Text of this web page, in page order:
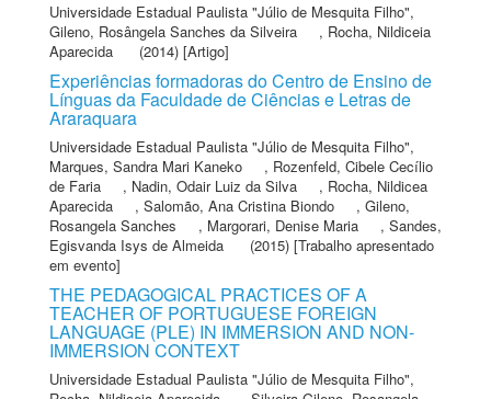
Universidade Estadual Paulista "Júlio de Mesquita Filho",
Gileno, Rosângela Sanches da Silveira
, Rocha, Nildiceia
Aparecida
(2014) [Artigo]
Experiências formadoras do Centro de Ensino de
Línguas da Faculdade de Ciências e Letras de
Araraquara
Universidade Estadual Paulista "Júlio de Mesquita Filho",
Marques, Sandra Mari Kaneko
, Rozenfeld, Cibele Cecílio
de Faria
, Nadin, Odair Luiz da Silva , Rocha, Nildicea
Aparecida
, Salomão, Ana Cristina Biondo , Gileno,
Rosangela Sanches
, Margorari, Denise Maria , Sandes,
Egisvanda Isys de Almeida
(2015) [Trabalho apresentado
em evento]
THE PEDAGOGICAL PRACTICES OF A
TEACHER OF PORTUGUESE FOREIGN
LANGUAGE (PLE) IN IMMERSION AND NON-
IMMERSION CONTEXT
Universidade Estadual Paulista "Júlio de Mesquita Filho",